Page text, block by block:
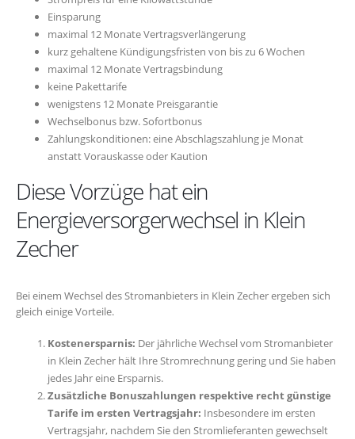
Einsparung
maximal 12 Monate Vertragsverlängerung
kurz gehaltene Kündigungsfristen von bis zu 6 Wochen
maximal 12 Monate Vertragsbindung
keine Pakettarife
wenigstens 12 Monate Preisgarantie
Wechselbonus bzw. Sofortbonus
Zahlungskonditionen: eine Abschlagszahlung je Monat
anstatt Vorauskasse oder Kaution
Diese Vorzüge hat ein
Energieversorgerwechsel in Klein
Zecher
Bei einem Wechsel des Stromanbieters in Klein Zecher ergeben sich
gleich einige Vorteile.
Kostenersparnis: Der jährliche Wechsel vom Stromanbieter
in Klein Zecher hält Ihre Stromrechnung gering und Sie haben
jedes Jahr eine Ersparnis.
Zusätzliche Bonuszahlungen respektive recht günstige
Tarife im ersten Vertragsjahr: Insbesondere im ersten
Vertragsjahr, nachdem Sie den Stromlieferanten gewechselt